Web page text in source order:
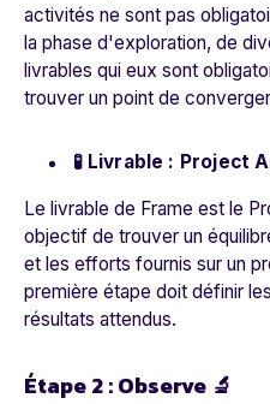
activités ne sont pas
la phase d'exploration, de
livrables qui eux sont
trouver un point de
🧪 Livrable : Project
Le livrable de Frame est le
objectif de trouver un
et les efforts fournis sur un
première étape doit définir
résultats attendus.
Étape 2 : Observe 🔬